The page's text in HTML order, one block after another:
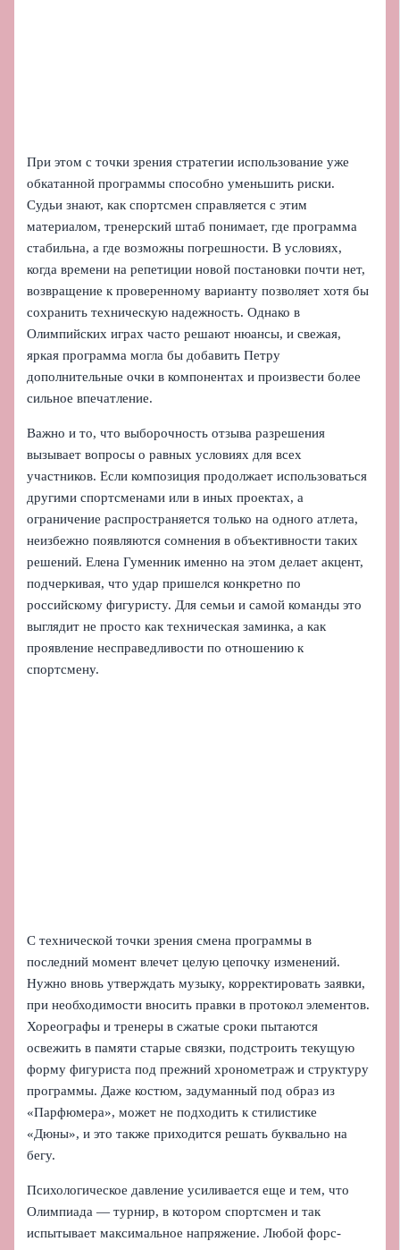
При этом с точки зрения стратегии использование уже
обкатанной программы способно уменьшить риски.
Судьи знают, как спортсмен справляется с этим
материалом, тренерский штаб понимает, где программа
стабильна, а где возможны погрешности. В условиях,
когда времени на репетиции новой постановки почти нет,
возвращение к проверенному варианту позволяет хотя бы
сохранить техническую надежность. Однако в
Олимпийских играх часто решают нюансы, и свежая,
яркая программа могла бы добавить Петру
дополнительные очки в компонентах и произвести более
сильное впечатление.
Важно и то, что выборочность отзыва разрешения
вызывает вопросы о равных условиях для всех
участников. Если композиция продолжает использоваться
другими спортсменами или в иных проектах, а
ограничение распространяется только на одного атлета,
неизбежно появляются сомнения в объективности таких
решений. Елена Гуменник именно на этом делает акцент,
подчеркивая, что удар пришелся конкретно по
российскому фигуристу. Для семьи и самой команды это
выглядит не просто как техническая заминка, а как
проявление несправедливости по отношению к
спортсмену.
С технической точки зрения смена программы в
последний момент влечет целую цепочку изменений.
Нужно вновь утверждать музыку, корректировать заявки,
при необходимости вносить правки в протокол элементов.
Хореографы и тренеры в сжатые сроки пытаются
освежить в памяти старые связки, подстроить текущую
форму фигуриста под прежний хронометраж и структуру
программы. Даже костюм, задуманный под образ из
«Парфюмера», может не подходить к стилистике
«Дюны», и это также приходится решать буквально на
бегу.
Психологическое давление усиливается еще и тем, что
Олимпиада — турнир, в котором спортсмен и так
испытывает максимальное напряжение. Любой форс-